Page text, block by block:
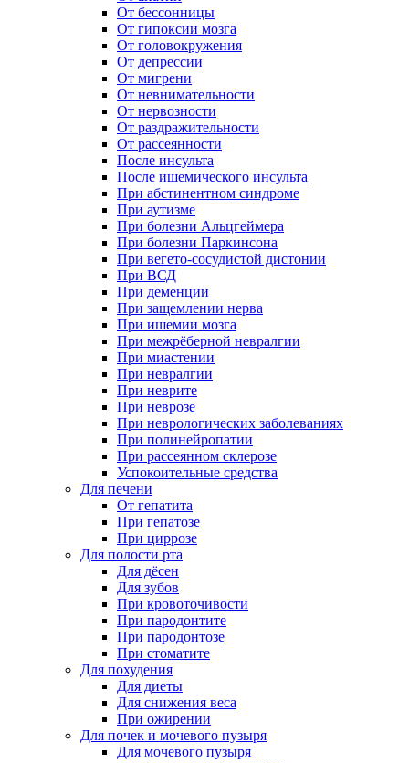
От бессонницы
От гипоксии мозга
От головокружения
От депрессии
От мигрени
От невнимательности
От нервозности
От раздражительности
От рассеянности
После инсульта
После ишемического инсульта
При абстинентном синдроме
При аутизме
При болезни Альцгеймера
При болезни Паркинсона
При вегето-сосудистой дистонии
При ВСД
При деменции
При защемлении нерва
При ишемии мозга
При межрёберной невралгии
При миастении
При невралгии
При неврите
При неврозе
При неврологических заболеваниях
При полинейропатии
При рассеянном склерозе
Успокоительные средства
Для печени
От гепатита
При гепатозе
При циррозе
Для полости рта
Для дёсен
Для зубов
При кровоточивости
При пародонтите
При пародонтозе
При стоматите
Для похудения
Для диеты
Для снижения веса
При ожирении
Для почек и мочевого пузыря
Для мочевого пузыря